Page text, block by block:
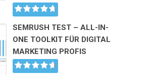
SEMRUSH TEST – ALL-IN-
ONE TOOLKIT FÜR DIGITAL
MARKETING PROFIS